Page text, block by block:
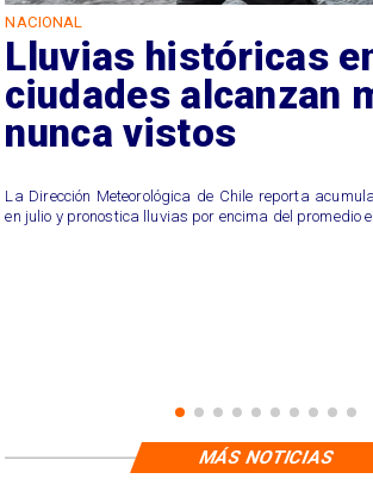
NACIONAL
Lluvias históricas
ciudades alcanzan
nunca vistos
La Dirección Meteorológica de Chile reporta
en julio y pronostica lluvias por encima del promedio
MÁS NOTICIAS